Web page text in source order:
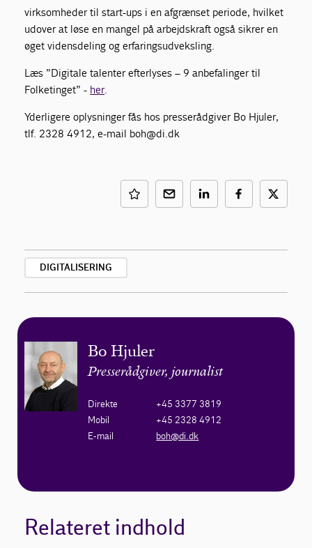
virksomheder til start-ups i en afgrænset periode, hvilket
udover at løse en mangel på arbejdskraft også sikrer en
øget vidensdeling og erfaringsudveksling.
Læs ”Digitale talenter efterlyses – 9 anbefalinger til
Folketinget” - her.
Yderligere oplysninger fås hos presserådgiver Bo Hjuler,
tlf. 2328 4912, e-mail boh@di.dk
DIGITALISERING
Bo Hjuler
Presserådgiver, journalist
Direkte
+45 3377 3819
Mobil
+45 2328 4912
E-mail
boh@di.dk
Relateret indhold